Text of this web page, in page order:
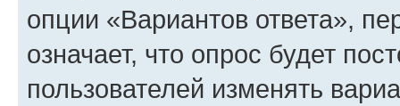
опции «Вариантов ответа»,
означает, что опрос будет
пользователей изменять